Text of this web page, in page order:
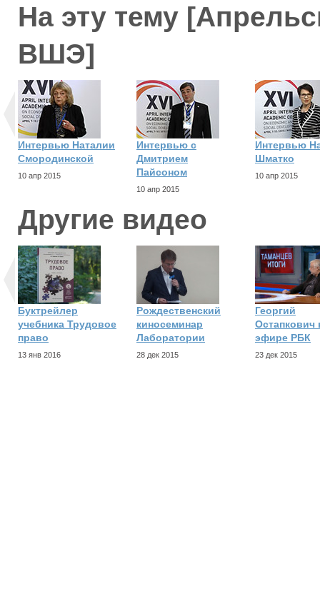
На эту тему
ВШЭ]
Интервью Наталии
Смородинской
10 апр 2015
Интервью с
Дмитрием
Пайсоном
10 апр 2015
Интервью
Шматко
10 апр 2015
Другие видео
Буктрейлер
учебника Трудовое
право
13 янв 2016
Рождественский
киносеминар
Лаборатории
28 дек 2015
Георгий
Остапкович
эфире РБК
23 дек 2015